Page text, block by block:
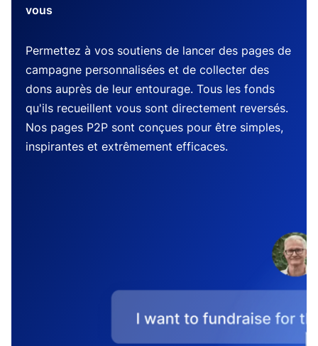
vous
Permettez à vos soutiens de lancer des pages de
campagne personnalisées et de collecter des
dons auprès de leur entourage. Tous les fonds
qu'ils recueillent vous sont directement reversés.
Nos pages P2P sont conçues pour être simples,
inspirantes et extrêmement efficaces.